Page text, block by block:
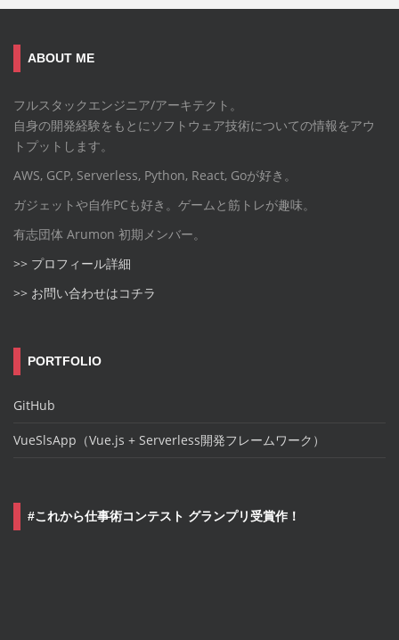
ABOUT ME
フルスタックエンジニア/アーキテクト。
自身の開発経験をもとにソフトウェア技術についての情報をアウ
トプットします。
AWS, GCP, Serverless, Python, React, Goが好き。
ガジェットや自作PCも好き。ゲームと筋トレが趣味。
有志団体 Arumon 初期メンバー。
>> プロフィール詳細
>> お問い合わせはコチラ
PORTFOLIO
GitHub
VueSlsApp（Vue.js + Serverless開発フレームワーク）
#これから仕事術コンテスト グランプリ受賞作！